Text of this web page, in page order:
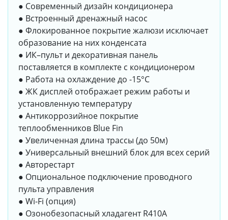
● Современный дизайн кондиционера
● Встроенный дренажный насос
● Флокированное покрытие жалюзи исключает
образование на них конденсата
● ИК–пульт и декоративная панель
поставляется в комплекте с кондиционером
● Работа на охлаждение до -15°С
● ЖК дисплей отображает режим работы и
установленную температуру
● Антикоррозийное покрытие
теплообменников Blue Fin
● Увеличенная длина трассы (до 50м)
● Универсальный внешний блок для всех серий
● Авторестарт
● Опциональное подключение проводного
пульта управления
● Wi-Fi (опция)
● Озонобезопасный хладагент R410A